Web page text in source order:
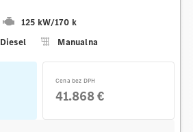
125 kW/170 k
Diesel
Manualna
Cena bez DPH
41.868 €